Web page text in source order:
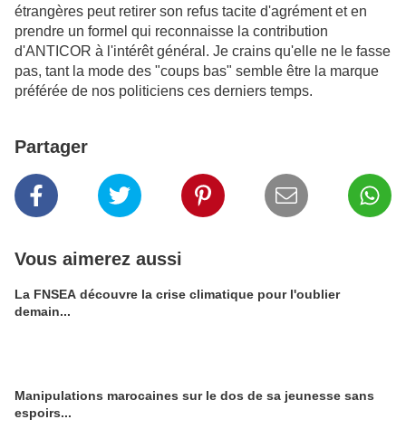
étrangères peut retirer son refus tacite d'agrément et en
prendre un formel qui reconnaisse la contribution
d'ANTICOR à l'intérêt général. Je crains qu'elle ne le fasse
pas, tant la mode des "coups bas" semble être la marque
préférée de nos politiciens ces derniers temps.
Partager
Vous aimerez aussi
La FNSEA découvre la crise climatique pour l'oublier
demain...
Manipulations marocaines sur le dos de sa jeunesse sans
espoirs...